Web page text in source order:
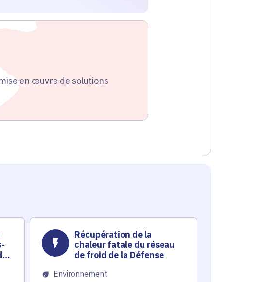
en œuvre de solutions
Récupération de la
chaleur fatale du réseau
de froid de la Défense
Environnement